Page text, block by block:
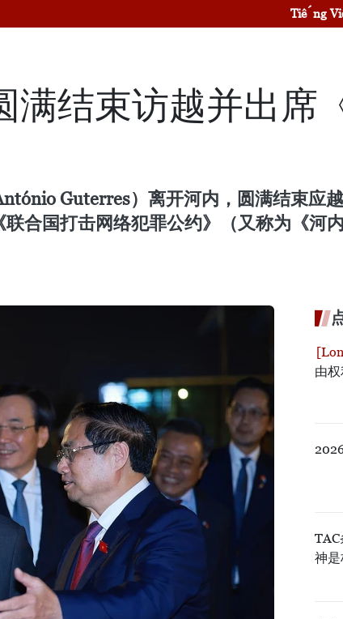
Tiếng
结束访越并出席
Guterres）离开河内，圆满结束应
合国打击网络犯罪公约》（又称为《河
由权
神